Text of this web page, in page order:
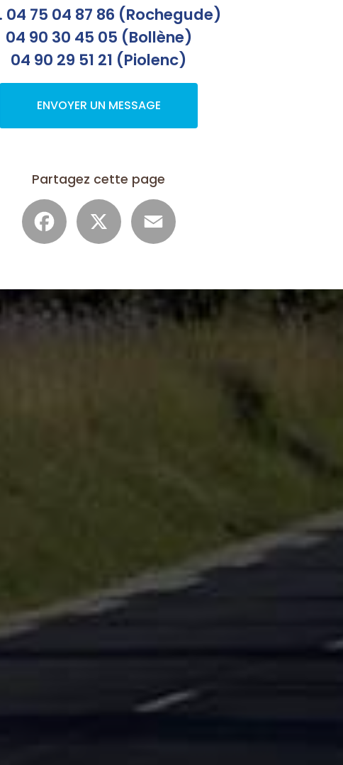
04 75 04 87 86 (Rochegude)
04 90 30 45 05 (Bollène)
04 90 29 51 21 (Piolenc)
ENVOYER UN MESSAGE
Partagez cette page
Facebook